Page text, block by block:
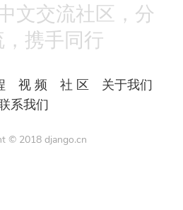
文交流社区，分
携手同行
视 频 社 区
关于我们
系我们
© 2018 django.cn